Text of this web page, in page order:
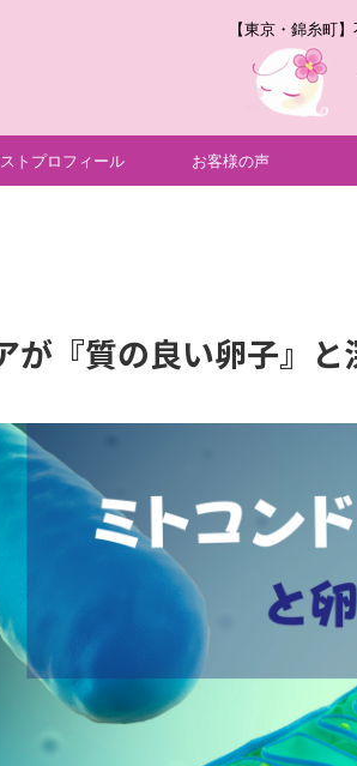
【東京・錦糸町
トプロフィール お客様の声
が『質の良い卵子』